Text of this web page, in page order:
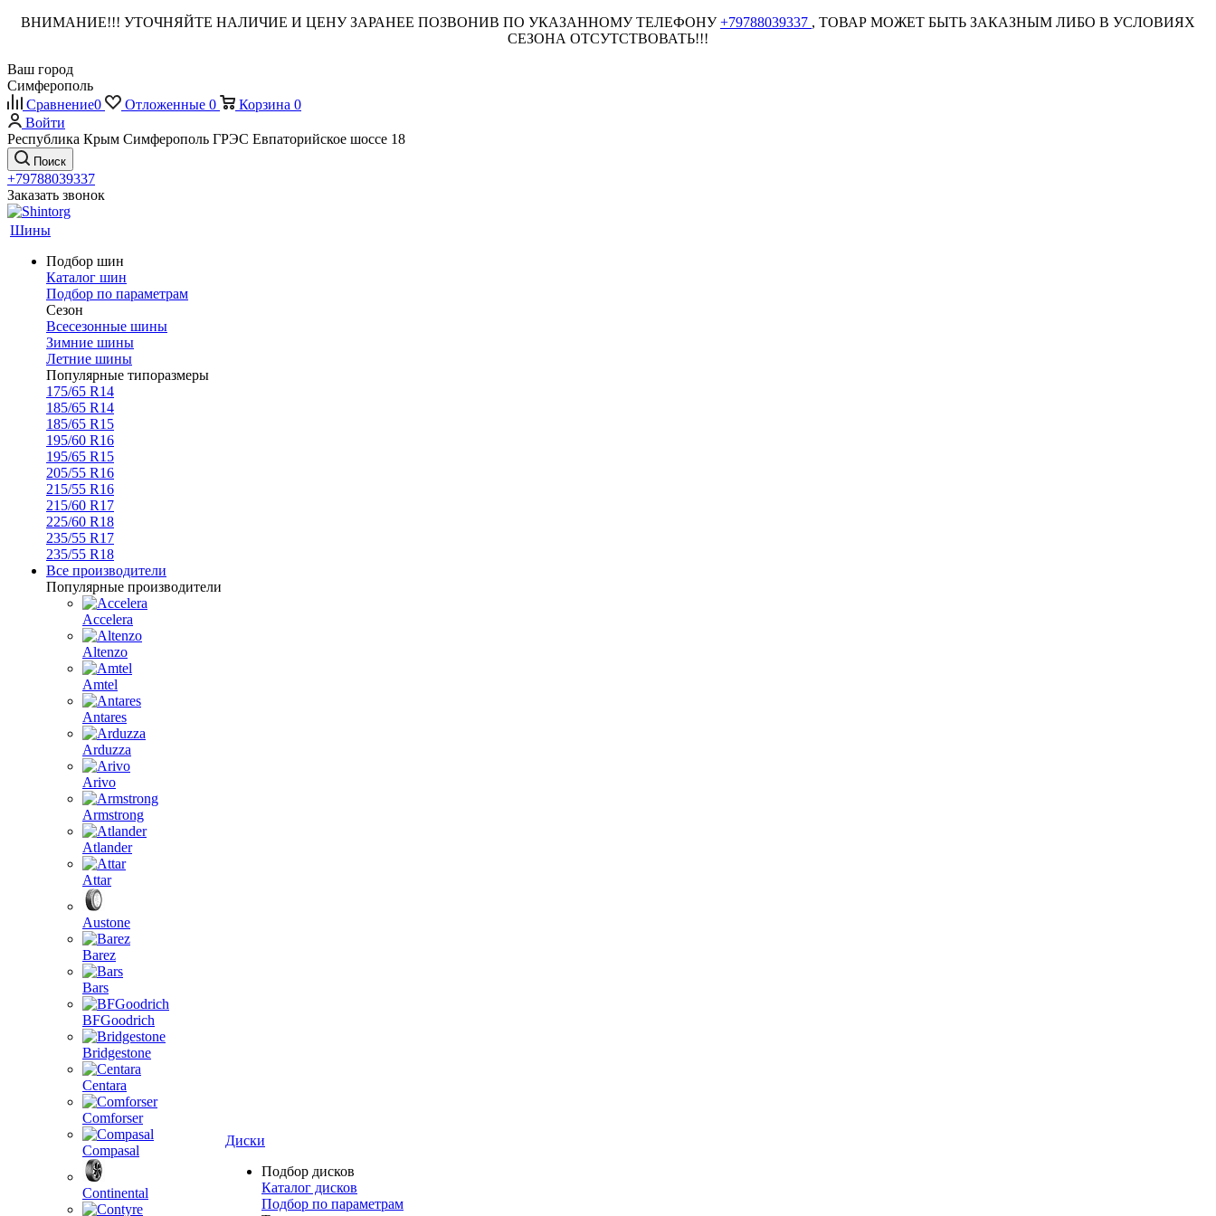
ВНИМАНИЕ!!! УТОЧНЯЙТЕ НАЛИЧИЕ И ЦЕНУ ЗАРАНЕЕ ПОЗВОНИВ ПО УКАЗАННОМУ ТЕЛЕФОНУ+79788039337 , ТОВАР МОЖЕТ БЫТЬ ЗАКАЗНЫМ ЛИБО В УСЛОВИЯХ
СЕЗОНА ОТСУТСТВОВАТЬ!!!
Ваш город
Симферополь
Сравнение0 Отложенные 0 Корзина 0
Войти
Республика Крым Симферополь ГРЭС Евпаторийское шоссе 18
Поиск
+79788039337
Заказать звонок
Шины
Подбор шин
Каталог шин
Подбор по параметрам
Сезон
Всесезонные шины
Зимние шины
Летние шины
Популярные типоразмеры
175/65 R14
185/65 R14
185/65 R15
195/60 R16
195/65 R15
205/55 R16
215/55 R16
215/60 R17
225/60 R18
235/55 R17
235/55 R18
Все производители
Популярные производители
Accelera
Altenzo
Amtel
Antares
Arduzza
Arivo
Armstrong
Atlander
Attar
Austone
Barez
Bars
BFGoodrich
Bridgestone
Centara
Comforser
Compasal
Continental
Диски
Подбор дисков
Каталог дисков
Подбор по параметрам